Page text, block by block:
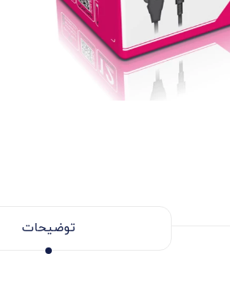
توضیحات